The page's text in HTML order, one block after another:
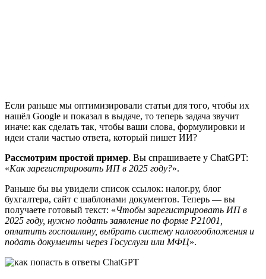
Если раньше мы оптимизировали статьи для того, чтобы их
нашёл Google и показал в выдаче, то теперь задача звучит
иначе: как сделать так, чтобы ваши слова, формулировки и
идеи стали частью ответа, который пишет ИИ?
Рассмотрим простой пример. Вы спрашиваете у ChatGPT:
«Как зарегистрировать ИП в 2025 году?».
Раньше бы вы увидели список ссылок: налог.ру, блог
бухгалтера, сайт с шаблонами документов. Теперь — вы
получаете готовый текст: «Чтобы зарегистрировать ИП в
2025 году, нужно подать заявление по форме Р21001,
оплатить госпошлину, выбрать систему налогообложения и
подать документы через Госуслуги или МФЦ».